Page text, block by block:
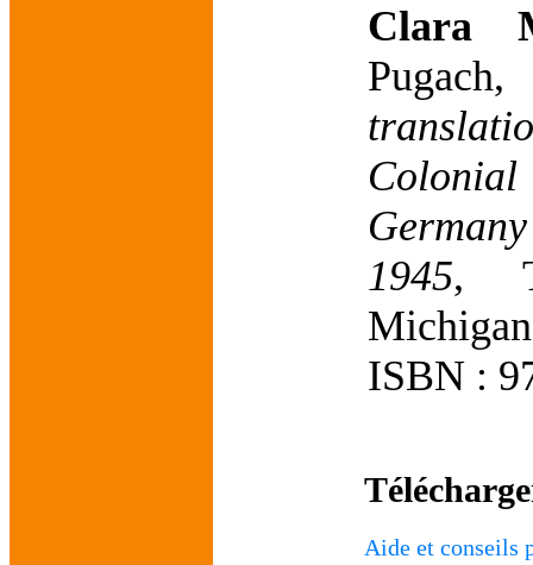
Clara
1945,
ISBN :
Aide et conseils